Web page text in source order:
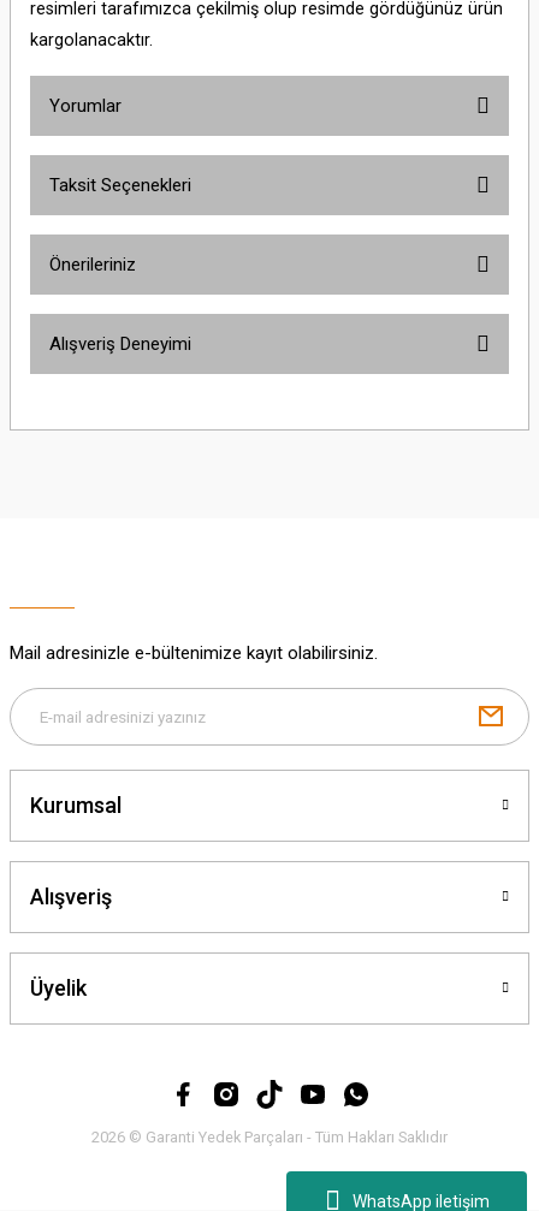
WhatsApp iletişim
resimleri tarafımızca çekilmiş olup resimde gördüğünüz ürün
kargolanacaktır.
Yorumlar
Taksit Seçenekleri
Önerileriniz
yetersiz gördüğünüz noktaları öneri formunu kullanarak tarafımıza
Gönder
Alışveriş Deneyimi
Mail adresinizle e-bültenimize kayıt olabilirsiniz.
Kurumsal
Alışveriş
Üyelik
2026 © Garanti Yedek Parçaları - Tüm Hakları Saklıdır